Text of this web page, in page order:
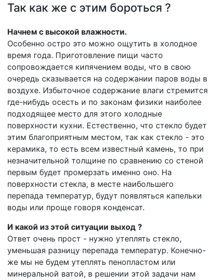
Так как же с этим бороться ?
Начнем с высокой влажности.
Особенно остро это можно ощутить в холодное
время года. Приготовление пищи часто
сопровождается кипячением воды, что в свою
очередь сказывается на содержании паров воды в
воздухе. Избыточное содержание влаги стремится
где-нибудь осесть и по законам физики наиболее
подходящее место для этого холодные
поверхности кухни. Естественно, что стекло будет
этим благоприятным местом, так как стекло - это
керамика, то есть всем известный камень, то при
незначительной толщине по сравнению со стеной
первым будет промерзать именно оно. На
поверхности стекла, в месте наибольшего
перепада температур, будут появляться капельки
воды или проще говоря конденсат.
И какой из этой ситуации выход ?
Ответ очень прост - нужно утеплять стекло,
уменьшая разницу перепада температур. Конечно-
же мы не будем утеплять пенопластом или
минеральной ватой, в решении этой задачи нам